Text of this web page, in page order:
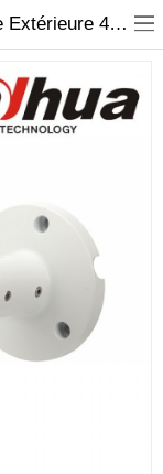
Camera De Surveillance dahua Tube Extérieure 4 Mpx en Tunisie |AmyShop